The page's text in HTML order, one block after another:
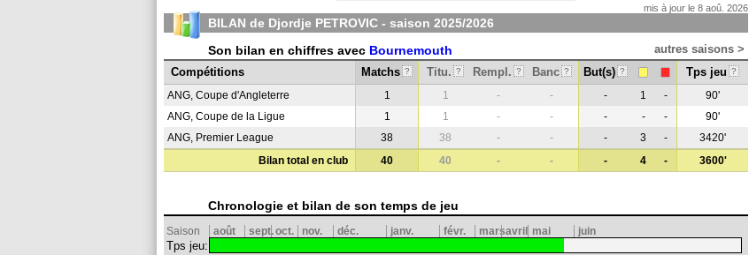
mis à jour le 8 aoû. 2026
BILAN de Djordje PETROVIC - saison 2025/2026
Son bilan en chiffres avec Bournemouth
autres saisons >
Compétitions
Matchs ? Titu. ? Rempl. ? Banc ? But(s) ? Tps jeu ?
ANG, Coupe d'Angleterre 1 1 - - - 1 -
90'
ANG, Coupe de la Ligue
1 1 - - - - -
90'
ANG, Premier League
38 38 - - - 3 -
3420'
Bilan total en club
40 40 - - - 4 - 3600'
Chronologie et bilan de son temps de jeu
Saison août sept.oct. nov. déc. janv. févr. marsavril mai juin
Tps jeu: